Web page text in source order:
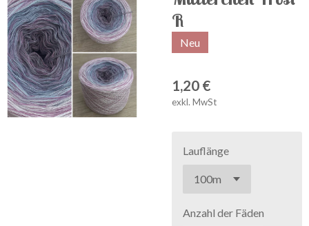
R
Neu
1,20 €
exkl. MwSt
Lauflänge
Anzahl der Fäden